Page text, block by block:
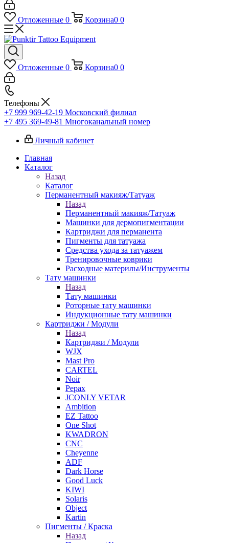
Отложенные 0 Корзина0 0
Отложенные 0 Корзина0 0
Телефоны
+7 999 969-42-19 Московский филиал
+7 495 369-49-81 Многоканальный номер
Личный кабинет
Главная
Каталог
Назад
Каталог
Перманентный макияж/Татуаж
Назад
Перманентный макияж/Татуаж
Машинки для дермопигментации
Картриджи для перманента
Пигменты для татуажа
Средства ухода за татуажем
Тренировочные коврики
Расходные материлы/Инструменты
Тату машинки
Назад
Тату машинки
Роторные тату машинки
Индукционные тату машинки
Картриджи / Модули
Назад
Картриджи / Модули
WJX
Mast Pro
CARTEL
Noir
Pepax
JCONLY VETAR
Ambition
EZ Tattoo
One Shot
KWADRON
CNC
Cheyenne
ADF
Dark Horse
Good Luck
KIWI
Solaris
Object
Kartin
Пигменты / Краска
Назад